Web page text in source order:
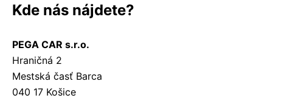
Kde nás nájdete?
PEGA CAR s.r.o.
Hraničná 2
Mestská časť Barca
040 17 Košice